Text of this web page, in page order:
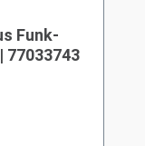
Funk-
77033743